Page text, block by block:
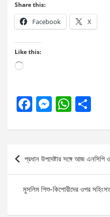
Share this:
Facebook X
Like this:
Loading…
F
ce
o
o
k
M
se
n
g
er
W
at
A
p
p
ar
e
Post
navigation
প্রধান উপদেষ্টার সঙ্গে আজ এনসিপি
মুসলিম শিশু-কিশোরীদের ওপর